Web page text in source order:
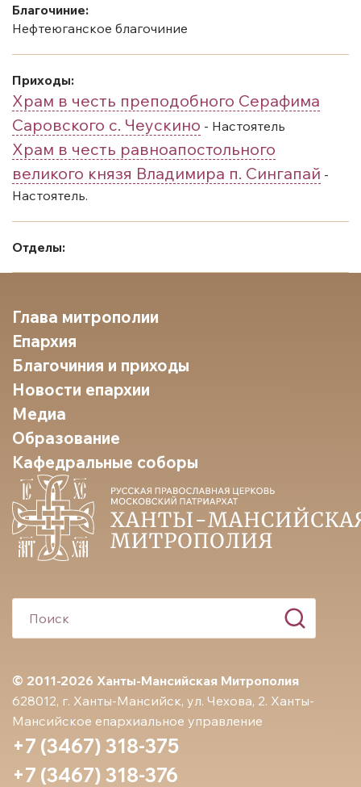
Благочиние:
Нефтеюганское благочиние
Приходы:
Храм в честь преподобного Серафима
Саровского с. Чеускино - Настоятель
Храм в честь равноапостольного
великого князя Владимира п. Сингапай -
Настоятель.
Отделы:
© 2011-2026 Ханты-Мансийская Митрополия
628012, г. Ханты-Мансийск, ул. Чехова, 2. Ханты-
Мансийское епархиальное управление
+7 (3467) 318-375
+7 (3467) 318-376
Глава митрополии
Епархия
Благочиния и приходы
Новости епархии
Медиа
Образование
Кафедральные соборы